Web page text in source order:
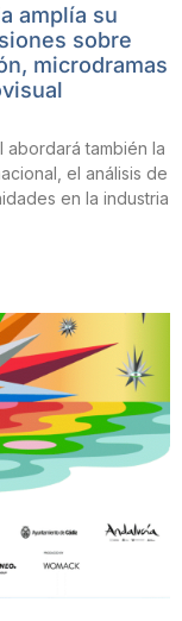
amplía su
sobre
microdramas
también la
el análisis de
en la industria